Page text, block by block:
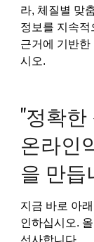
라, 체질별 맞
정보를 지속적
근거에 기반한
시오.
"정확
온라인
을 만듭
지금 바로 아
인하십시오.
선사합니다.